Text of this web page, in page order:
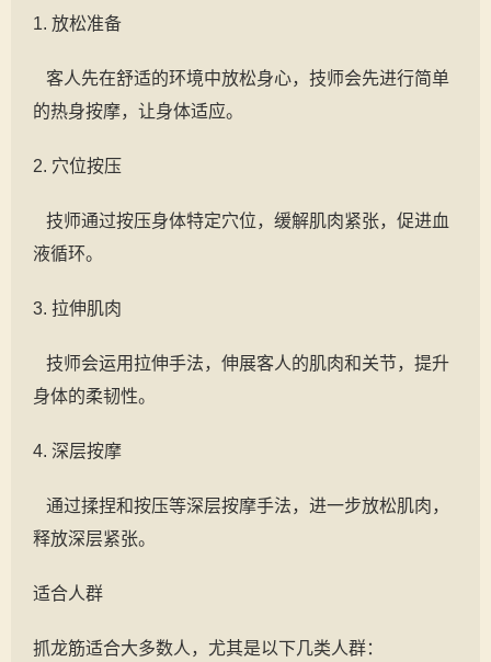
1. 放松准备
客人先在舒适的环境中放松身心，技师会先进行简单
的热身按摩，让身体适应。
2. 穴位按压
技师通过按压身体特定穴位，缓解肌肉紧张，促进血
液循环。
3. 拉伸肌肉
技师会运用拉伸手法，伸展客人的肌肉和关节，提升
身体的柔韧性。
4. 深层按摩
通过揉捏和按压等深层按摩手法，进一步放松肌肉，
释放深层紧张。
适合人群
抓龙筋适合大多数人，尤其是以下几类人群：